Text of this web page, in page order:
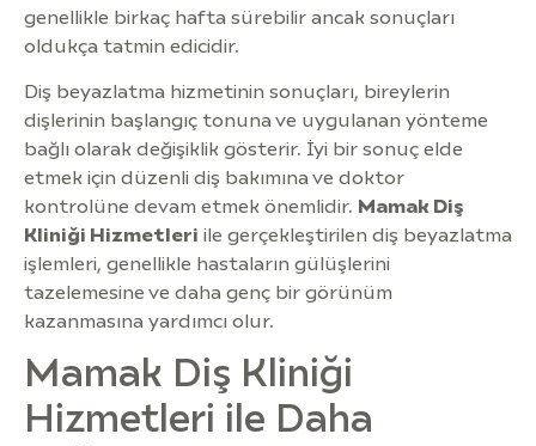
genellikle birkaç hafta sürebilir ancak sonuçları
oldukça tatmin edicidir.
Diş beyazlatma hizmetinin sonuçları, bireylerin
dişlerinin başlangıç tonuna ve uygulanan yönteme
bağlı olarak değişiklik gösterir. İyi bir sonuç elde
etmek için düzenli diş bakımına ve doktor
kontrolüne devam etmek önemlidir. Mamak Diş
Kliniği Hizmetleri ile gerçekleştirilen diş beyazlatma
işlemleri, genellikle hastaların gülüşlerini
tazelemesine ve daha genç bir görünüm
kazanmasına yardımcı olur.
Mamak Diş Kliniği
Hizmetleri ile Daha